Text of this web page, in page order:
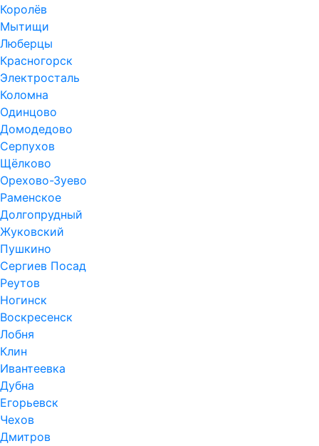
Королёв
Мытищи
Люберцы
Красногорск
Электросталь
Коломна
Одинцово
Домодедово
Серпухов
Щёлково
Орехово-Зуево
Раменское
Долгопрудный
Жуковский
Пушкино
Сергиев Посад
Реутов
Ногинск
Воскресенск
Лобня
Клин
Ивантеевка
Дубна
Егорьевск
Чехов
Дмитров